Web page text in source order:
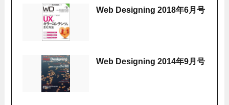
Web Designing 2018年6月号
Web Designing 2014年9月号